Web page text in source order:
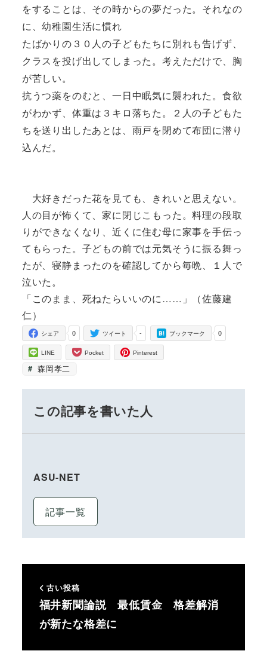
をすることは、その時からの夢だった。それなの
に、幼稚園生活に慣れ
たばかりの３０人の子どもたちに別れも告げず、
クラスを投げ出してしまった。考えただけで、胸
が苦しい。
抗うつ薬をのむと、一日中眠気に襲われた。食欲
がわかず、体重は３キロ落ちた。２人の子どもた
ちを送り出したあとは、雨戸を閉めて布団に潜り
込んだ。
大好きだった花を見ても、きれいと思えない。
人の目が怖くて、家に閉じこもった。料理の段取
りができなくなり、近くに住む母に家事を手伝っ
てもらった。子どもの前では元気そうに振る舞っ
たが、寝静まったのを確認してから毎晩、１人で
泣いた。
「このまま、死ねたらいいのに……」（佐藤建
仁）
0
シェア -
ツイート 0
ブックマーク
LINE Pocket Pinterest
森岡孝二
この記事を書いた人
ASU-NET
記事一覧
古い投稿
福井新聞論説 最低賃金 格差解消
が新たな格差に